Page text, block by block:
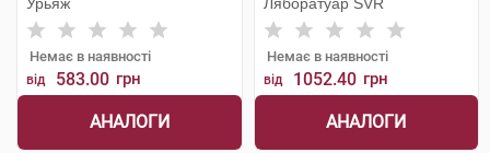
Немає в наявності
від 583.00 грн
АНАЛОГИ
Немає в наявності
від 1052.40 грн
АНАЛОГИ